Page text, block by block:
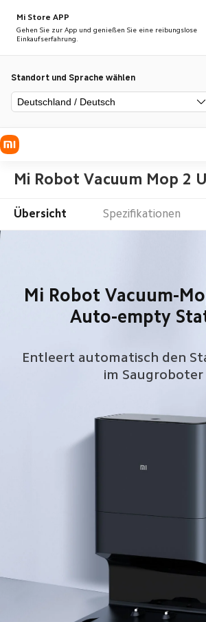
Mi Store APP
Gehen Sie zur App und genießen Sie eine reibungslose
Einkaufserfahrung.
Standort und Sprache wählen
Deutschland / Deutsch
Mi Robot Vacuum Mop 2
Übersicht Spezifikationen
Mi Robot Vacuum-
Auto-empty
Entleert automatisch den
im Saugroboter